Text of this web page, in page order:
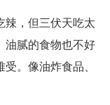
，但三伏天吃太
油腻的食物也不好
。像油炸食品、